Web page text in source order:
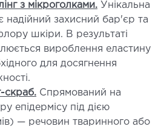
з мікроголками. Унікальна
захисний бар'єр та
шкіри. В результаті
вироблення еластину
для досягнення
скраб. Спрямований на
епідермісу під дією
— речовин тваринного або